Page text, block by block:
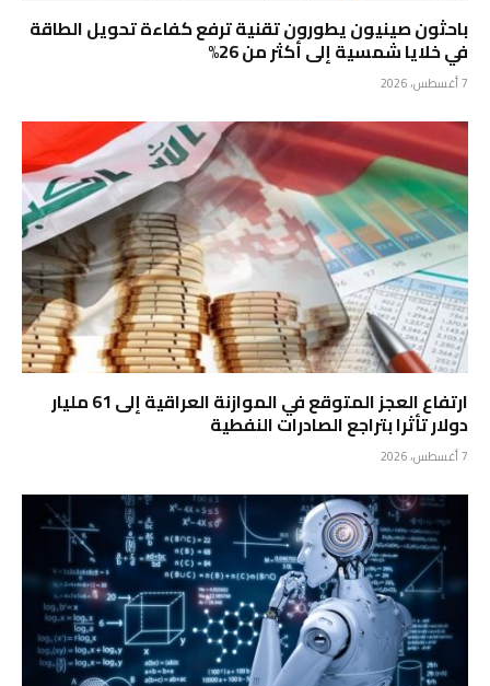
باحثون صينيون يطورون تقنية ترفع كفاءة تحويل الطاقة
في خلايا شمسية إلى أكثر من 26%
7 أغسطس، 2026
ارتفاع العجز المتوقع في الموازنة العراقية إلى 61 مليار
دولار تأثرا بتراجع الصادرات النفطية
7 أغسطس، 2026